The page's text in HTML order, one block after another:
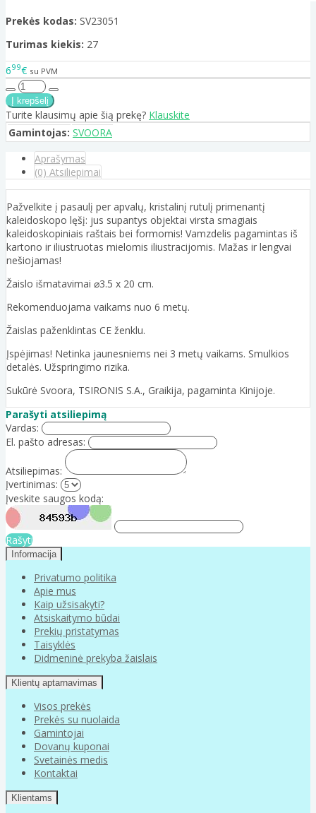
Prekės kodas: SV23051
Turimas kiekis: 27
699€ su PVM
Turite klausimų apie šią prekę? Klauskite
Gamintojas: SVOORA
Aprašymas
(0) Atsiliepimai
Pažvelkite į pasaulį per apvalų, kristalinį rutulį primenantį
kaleidoskopo lęšį: jus supantys objektai virsta smagiais
kaleidoskopiniais raštais bei formomis! Vamzdelis pagamintas iš
kartono ir iliustruotas mielomis iliustracijomis. Mažas ir lengvai
nešiojamas!
Žaislo išmatavimai ⌀3.5 x 20 cm.
Rekomenduojama vaikams nuo 6 metų.
Žaislas paženklintas CE ženklu.
Įspėjimas! Netinka jaunesniems nei 3 metų vaikams. Smulkios
detalės. Užspringimo rizika.
Sukūrė Svoora, TSIRONIS S.A., Graikija, pagaminta Kinijoje.
Parašyti atsiliepimą
Vardas:
El. pašto adresas:
Atsiliepimas:
Įvertinimas:
Įveskite saugos kodą:
Rašyti
Informacija
Privatumo politika
Apie mus
Kaip užsisakyti?
Atsiskaitymo būdai
Prekių pristatymas
Taisyklės
Didmeninė prekyba žaislais
Klientų aptarnavimas
Visos prekės
Prekės su nuolaida
Gamintojai
Dovanų kuponai
Svetainės medis
Kontaktai
Klientams